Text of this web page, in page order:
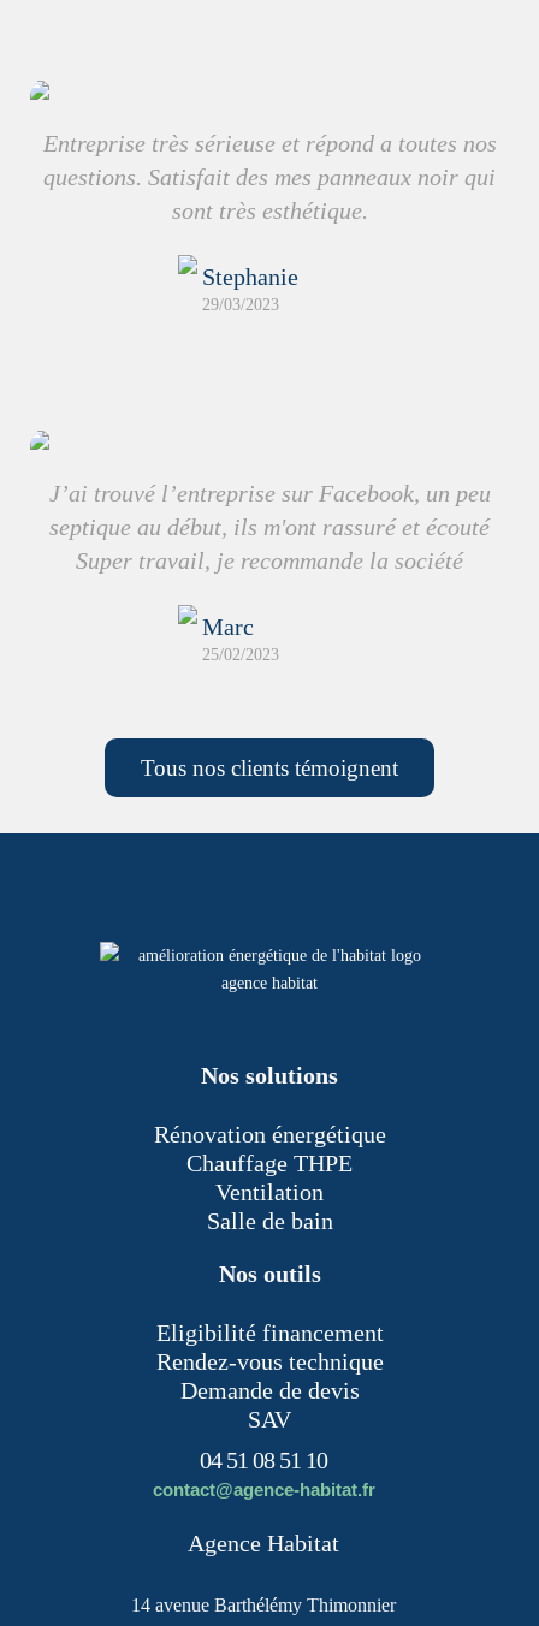
Entreprise très sérieuse et répond a toutes nos
questions. Satisfait des mes panneaux noir qui
sont très esthétique.
Stephanie
29/03/2023
J’ai trouvé l’entreprise sur Facebook, un peu
septique au début, ils m'ont rassuré et écouté
Super travail, je recommande la société
Marc
25/02/2023
Tous nos clients témoignent
Nos solutions
Rénovation énergétique
Chauffage THPE
Ventilation
Salle de bain
Nos outils
Eligibilité financement
Rendez-vous technique
Demande de devis
SAV
04 51 08 51 10
contact@agence-habitat.fr
Agence Habitat
14 avenue Barthélémy Thimonnier